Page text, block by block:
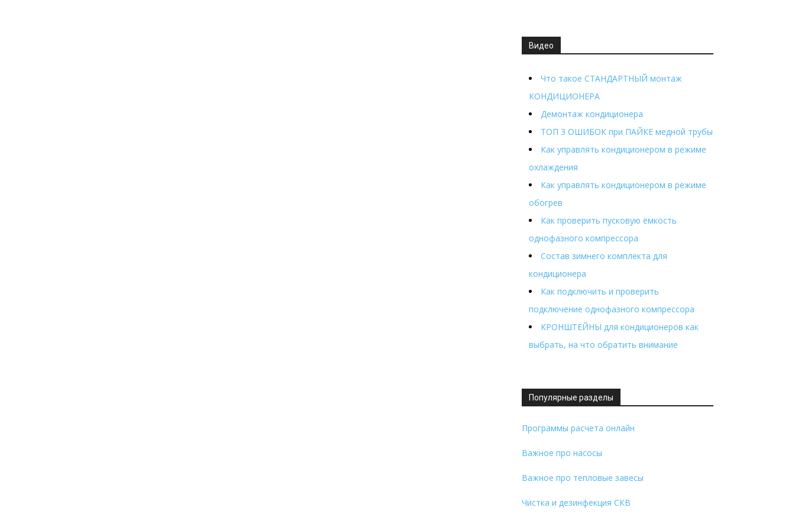
Видео
Что такое СТАНДАРТНЫЙ монтаж
КОНДИЦИОНЕРА
Демонтаж кондиционера
ТОП 3 ОШИБОК при ПАЙКЕ медной трубы
Как управлять кондиционером в режиме
охлаждения
Как управлять кондиционером в режиме
обогрев
Как проверить пусковую ёмкость
однофазного компрессора
Состав зимнего комплекта для
кондиционера
Как подключить и проверить
подключение однофазного компрессора
КРОНШТЕЙНЫ для кондиционеров как
выбрать, на что обратить внимание
Популярные разделы
Программы расчета онлайн
Важное про насосы
Важное про тепловые завесы
Чистка и дезинфекция СКВ